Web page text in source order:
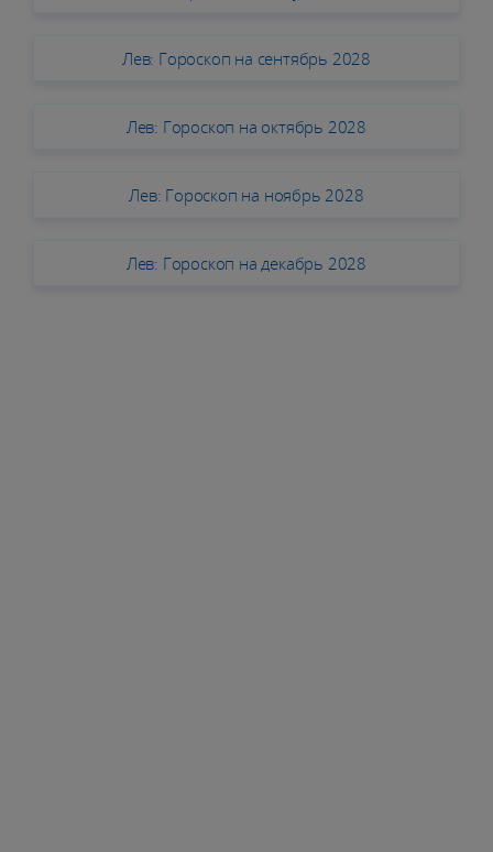
Лев: Гороскоп на сентябрь 2028
Лев: Гороскоп на октябрь 2028
Лев: Гороскоп на ноябрь 2028
Лев: Гороскоп на декабрь 2028